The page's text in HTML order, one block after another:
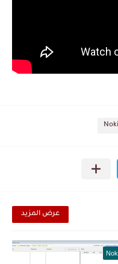
عرض المزيد